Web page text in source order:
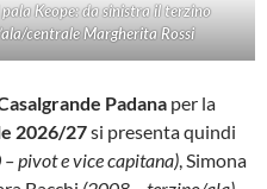
Keope: da sinistra il terzino
centrale Margherita Rossi
Padana per la
2026/27si presenta quindi
– pivot e vice capitana), Simona